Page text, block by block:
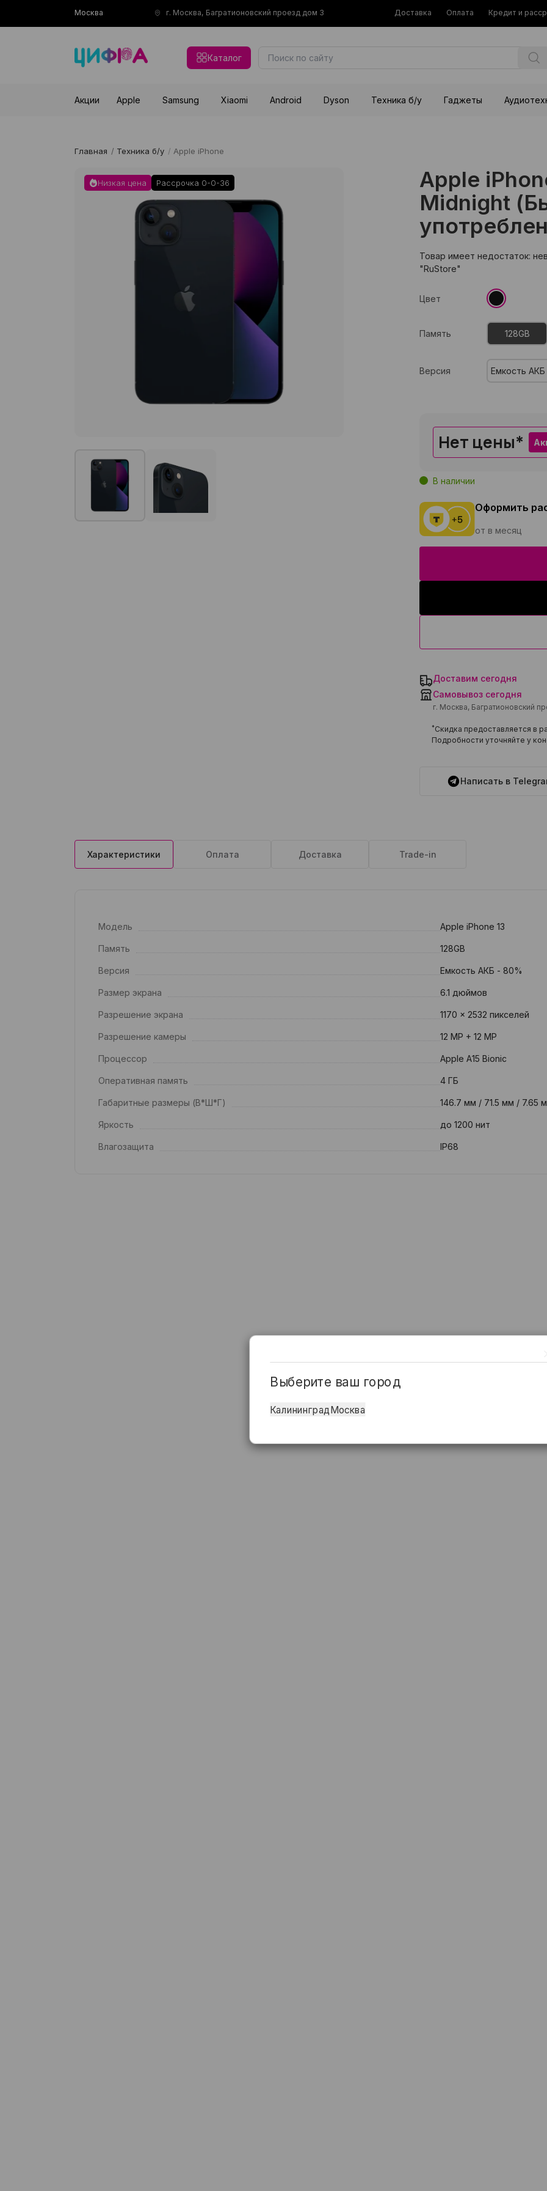
Москва г. Москва, Багратионовский проезд дом 3 Доставка Оплата Кредит и
Каталог
Акции Apple Samsung Xiaomi Android Dyson Техника б/у Гаджеты
Главная / Техника б/у / Apple iPhone
Низкая цена Рассрочка 0-0-36
Apple
Midnight
Товар имеет недостаток:
"RuStore"
Цвет
Память 128GB
Версия Емкость АКБ
Нет цены*
В наличии
Оформить
от в месяц
Доставим сегодня
Самовывоз сегодня
г. Москва, Багратионовский
*Скидка предоставляется в
Подробности уточняйте у
Написать в
Характеристики Оплата Доставка Trade-in
Модель Apple iPhone 13
Память 128GB
Версия Емкость АКБ - 80%
Размер экрана 6.1 дюймов
Разрешение экрана 1170 x 2532 пикселей
Разрешение камеры 12 MP + 12 MP
Процессор Apple A15 Bionic
Оперативная память 4 ГБ
Габаритные размеры (В*Ш*Г) 146.7 мм / 71.5 мм / 7.65
Яркость до 1200 нит
Влагозащита IP68
Выберите ваш город
КалининградМосква